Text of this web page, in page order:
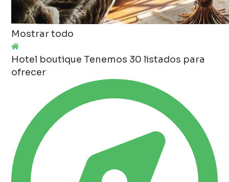
Mostrar todo
Hotel boutique Tenemos 30 listados para
ofrecer